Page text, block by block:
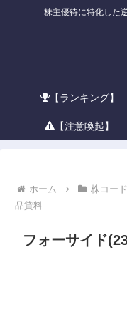
株主優待に特化した
【ランキング】
【注意喚起】
ホーム 株コード
品貸料
フォーサイド